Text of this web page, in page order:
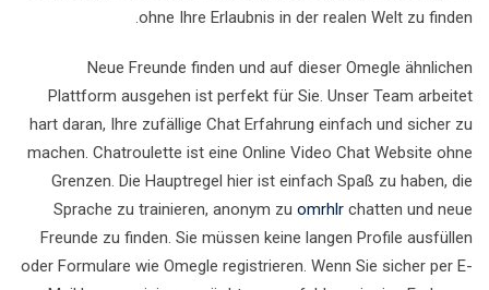
ohne Ihre Erlaubnis in der realen Welt zu finden.
Neue Freunde finden und auf dieser Omegle ähnlichen
Plattform ausgehen ist perfekt für Sie. Unser Team arbeitet
hart daran, Ihre zufällige Chat Erfahrung einfach und sicher zu
machen. Chatroulette ist eine Online Video Chat Website ohne
Grenzen. Die Hauptregel hier ist einfach Spaß zu haben, die
Sprache zu trainieren, anonym zu omrhlr chatten und neue
Freunde zu finden. Sie müssen keine langen Profile ausfüllen
oder Formulare wie Omegle registrieren. Wenn Sie sicher per E-